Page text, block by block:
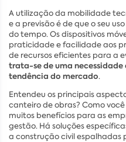
A utilização da mobilidade
e a previsão é de que o seu
do tempo. Os dispositivos
praticidade e facilidade aos
de recursos eficientes para a
trata-se de uma necessidade
tendência do mercado.
Entendeu os principais
canteiro de obras? Como
muitos benefícios para as
gestão. Há soluções
a construção civil espalhadas